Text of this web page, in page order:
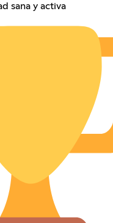
sana y activa